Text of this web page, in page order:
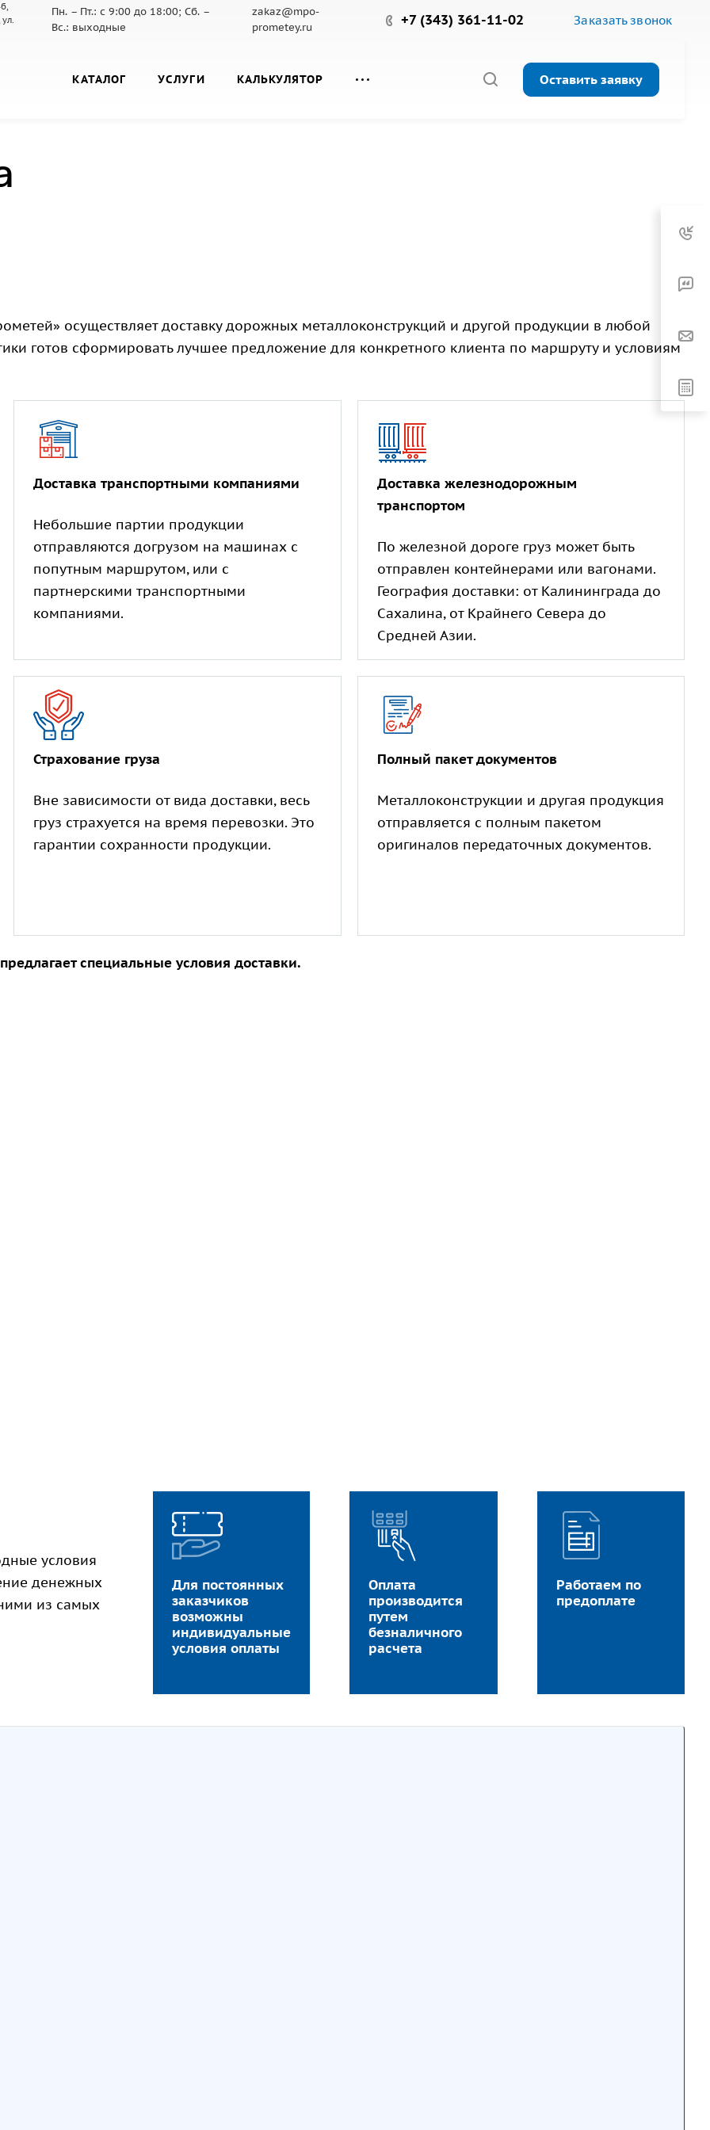
Пн. – Пт.: с 9:00 до 18:00; Сб. –
Вс.: выходные
zakaz@mpo-
prometey.ru
+7 (343) 361-11-02 Заказать звонок
КАТАЛОГ УСЛУГИ КАЛЬКУЛЯТОР Оставить заявку
осуществляет доставку дорожных металлоконструкций и другой продукции в любой
готов сформировать лучшее предложение для конкретного клиента по маршруту и условиям
Доставка транспортными компаниями
Небольшие партии продукции
отправляются догрузом на машинах с
попутным маршрутом, или с
партнерскими транспортными
компаниями.
Доставка железнодорожным
транспортом
По железной дороге груз может быть
отправлен контейнерами или вагонами.
География доставки: от Калининграда до
Сахалина, от Крайнего Севера до
Средней Азии.
Страхование груза
Вне зависимости от вида доставки, весь
груз страхуется на время перевозки. Это
гарантии сохранности продукции.
Полный пакет документов
Металлоконструкции и другая продукция
отправляется с полным пакетом
оригиналов передаточных документов.
специальные условия доставки.
условия
денежных
из самых
Для постоянных
заказчиков
возможны
индивидуальные
условия оплаты
Оплата
производится
путем
безналичного
расчета
Работаем по
предоплате